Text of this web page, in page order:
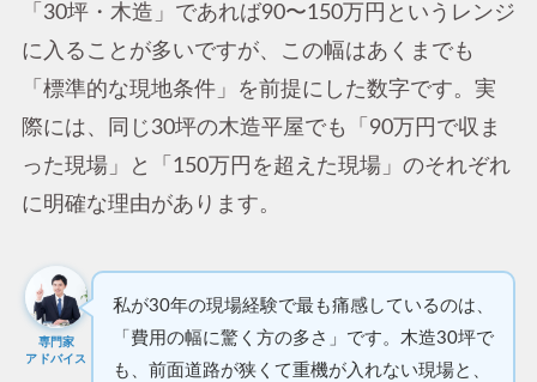
「30坪・木造」であれば90〜150万円というレンジ
に入ることが多いですが、この幅はあくまでも
「標準的な現地条件」を前提にした数字です。実
際には、同じ30坪の木造平屋でも「90万円で収ま
った現場」と「150万円を超えた現場」のそれぞれ
に明確な理由があります。
専門家
アドバイス
私が30年の現場経験で最も痛感しているのは、
「費用の幅に驚く方の多さ」です。木造30坪で
も、前面道路が狭くて重機が入れない現場と、